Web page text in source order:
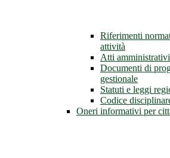
Riferimenti
attività
Atti
Documenti di
gestionale
Statuti e leggi
Codice
Oneri informativi per